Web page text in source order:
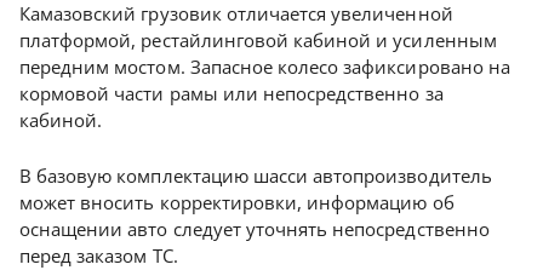
Камазовский грузовик отличается увеличенной
платформой, рестайлинговой кабиной и усиленным
передним мостом. Запасное колесо зафиксировано на
кормовой части рамы или непосредственно за
кабиной.
В базовую комплектацию шасси автопроизводитель
может вносить корректировки, информацию об
оснащении авто следует уточнять непосредственно
перед заказом ТС.